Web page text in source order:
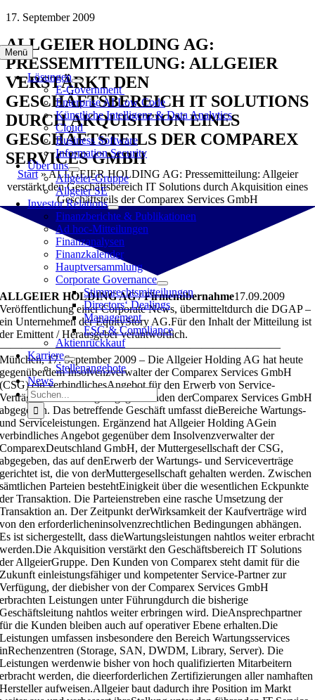
Zum
springen
Menü
Lösungen
E-Government
Enterprise AI Low Code
Künstliche Intelligenz & Data Analytics
Cloud
Business Software
Information Security
Über uns
Allgeier-Gruppe
Allgeier SE
Investor Relations
Finanzberichte & Publikationen
Ad hoc-Mitteilungen
Finanzanalysen
Finanzkalender
Hauptversammlung
Corporate Governance
Stimmrechtsmitteilungen
Directors‘ Dealings
Management
ESG & Compliance
Aktienrückkauf
Karriere
Stellenangebote
News
Suche
nach:
17. September 2009
ALLGEIER HOLDING AG:
PRESSEMITTEILUNG: ALLGEIER
VERSTÄRKT DEN
GESCHÄFTSBEREICH IT SOLUTIONS
DURCH AKQUISITION EINES
GESCHÄFTSTEILS DER COMPAREX
SERVICES GMBH
Start»ALLGEIER HOLDING AG: Pressemitteilung: Allgeier
verstärkt den Geschäftsbereich IT Solutions durch Akquisition eines
Geschäftsteils der Comparex Services GmbH
ALLGEIER HOLDING AG / Firmenübernahme17.09.2009
Veröffentlichung einer Corporate News, übermitteltdurch die DGAP –
ein Unternehmen der EquityStory AG.Für den Inhalt der Mitteilung ist
der Emittent / Herausgeber verantwortlich.
—————————————————————————
München, 17. September 2009 – Die Allgeier Holding AG hat heute
gegenüberdem Insolvenzverwalter der Comparex Services GmbH
(CSG) ein verbindlichesAngebot für den Erwerb von Service-
Verträgen und Vermögensgegenständen derComparex Services GmbH
abgegeben. Das betreffende Geschäft umfasst dieBereiche Wartungs-
und Serviceleistungen. Ergänzend hat Allgeier Holding AGein
verbindliches Angebot gegenüber dem Insolvenzverwalter der
ComparexDeutschland GmbH, der Muttergesellschaft der CSG,
abgegeben, das auf denErwerb der Wartungs- und Serviceverträge
gerichtet ist, die von derMuttergesellschaft gehalten werden. Zwischen
sämtlichen Parteien bestehtEinigkeit über die wesentlichen Eckpunkte
der Transaktion. Die Parteienstreben eine rasche Umsetzung der
Transaktion an. Der Zeitpunkt derWirksamkeit der Kaufverträge wird
von den erforderlicheninsolvenzrechtlichen Bedingungen abhängen.
Es ist sichergestellt, dass dieWartungsleistungen nahtlos weiter erbracht
werden.Die Akquisition verstärkt den Geschäftsbereich IT Solutions
der AllgeierGruppe. Den Kunden von Comparex steht damit für die
Zukunft einleistungsfähiger und kompetenter Service-Partner zur
Verfügung, der diebisher von der Comparex Services GmbH
erbrachten Leistungen unter Führungdurch die bisherige
Geschäftsleitung nahtlos weiter erbringen wird. DieAnsprechpartner
für die Kunden bleiben auch auf operativer Ebene erhalten.Die
Leistungen umfassen insbesondere den Bereich Wartungsservices
inRechenzentren (Storage, SAN, DWDM, Library, Server). Die
Leistungen werdenwie bisher von hoch qualifizierten Mitarbeitern
erbracht werden, die dieerforderlichen Zertifizierungen aller namhaften
Hersteller aufweisen.Allgeier baut dadurch ihre Position im Markt